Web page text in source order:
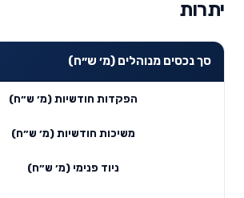
יתרות
סך נכסים מנוהלים (מ׳ ש״ח)
הפקדות חודשיות (מ׳ ש״ח)
משיכות חודשיות (מ׳ ש״ח)
ניוד פנימי (מ׳ ש״ח)